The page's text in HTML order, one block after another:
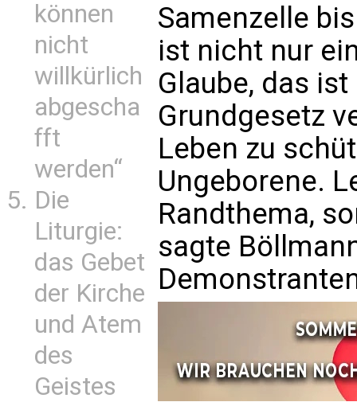
können
nicht
willkürlich
abgescha
fft
werden“
Die
Liturgie:
das Gebet
der Kirche
und Atem
des
Geistes
Samenzelle
ist nicht nur
Glaube, das
Grundgesetz
Leben zu
Ungeborene.
Randthema,
sagte